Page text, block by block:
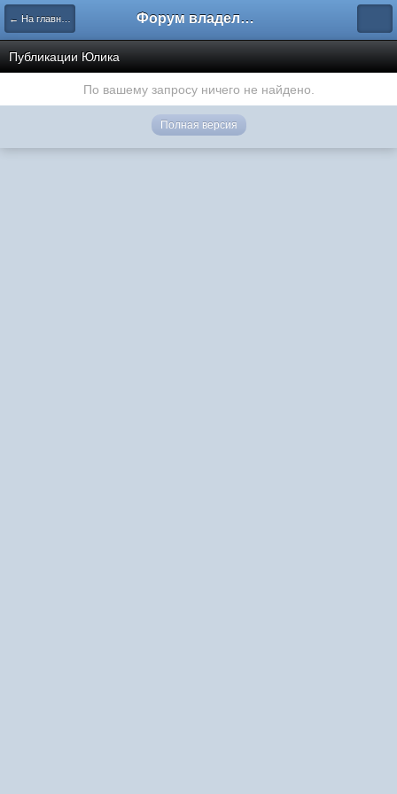
← На главную Форум владельцев интернет-магазинов
Публикации Юлика
По вашему запросу ничего не найдено.
Полная версия